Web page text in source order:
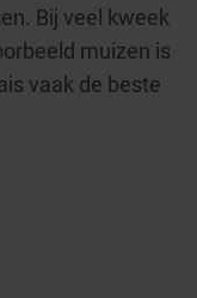
Bij veel kweek
muizen is
vaak de beste